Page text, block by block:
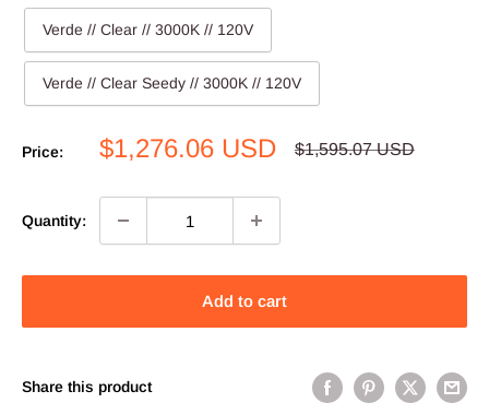
Verde // Clear // 3000K // 120V
Verde // Clear Seedy // 3000K // 120V
Price:
Sale
$1,276.06 USD
Regular
$1,595.07 USD
Quantity:
Add to cart
Share this product